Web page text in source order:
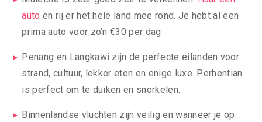
auto en rij er het hele land mee rond. Je hebt al een
prima auto voor zo’n €30 per dag
Penang en Langkawi zijn de perfecte eilanden voor
strand, cultuur, lekker eten en enige luxe. Perhentian
is perfect om te duiken en snorkelen.
Binnenlandse vluchten zijn veilig en wanneer je op